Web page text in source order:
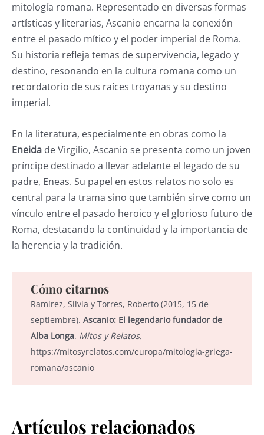
mitología romana. Representado en diversas formas
artísticas y literarias, Ascanio encarna la conexión
entre el pasado mítico y el poder imperial de Roma.
Su historia refleja temas de supervivencia, legado y
destino, resonando en la cultura romana como un
recordatorio de sus raíces troyanas y su destino
imperial.
En la literatura, especialmente en obras como la
Eneida de Virgilio, Ascanio se presenta como un joven
príncipe destinado a llevar adelante el legado de su
padre, Eneas. Su papel en estos relatos no solo es
central para la trama sino que también sirve como un
vínculo entre el pasado heroico y el glorioso futuro de
Roma, destacando la continuidad y la importancia de
la herencia y la tradición.
Cómo citarnos
Ramírez, Silvia y Torres, Roberto (2015, 15 de
septiembre). Ascanio: El legendario fundador de
Alba Longa. Mitos y Relatos.
https://mitosyrelatos.com/europa/mitologia-griega-
romana/ascanio
Artículos relacionados